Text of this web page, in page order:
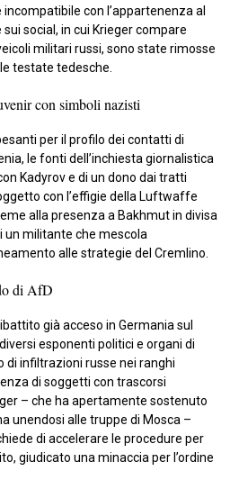
con l’appartenenza al
social, in cui Krieger compare
militari russi, sono state rimosse
testate tedesche.
con simboli nazisti
per il profilo dei contatti di
le fonti dell’inchiesta giornalistica
Kadyrov e di un dono dai tratti
con l’effigie della Luftwaffe
alla presenza a Bakhmut in divisa
un militante che mescola
alle strategie del Cremlino.
di AfD
già acceso in Germania sul
esponenti politici e organi di
di infiltrazioni russe nei ranghi
di soggetti con trascorsi
– che ha apertamente sostenuto
unendosi alle truppe di Mosca –
di accelerare le procedure per
giudicato una minaccia per l’ordine